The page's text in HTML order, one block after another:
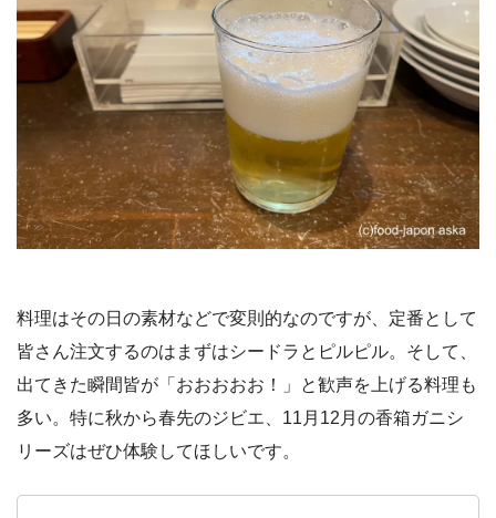
料理はその日の素材などで変則的なのですが、定番として
皆さん注文するのはまずはシードラとピルピル。そして、
出てきた瞬間皆が「おおおおお！」と歓声を上げる料理も
多い。特に秋から春先のジビエ、11月12月の香箱ガニシ
リーズはぜひ体験してほしいです。